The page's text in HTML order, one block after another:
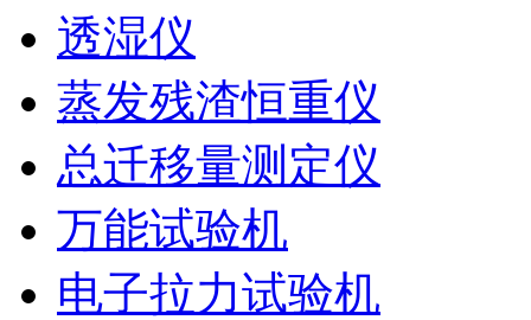
透湿仪
蒸发残渣恒重仪
总迁移量测定仪
万能试验机
电子拉力试验机